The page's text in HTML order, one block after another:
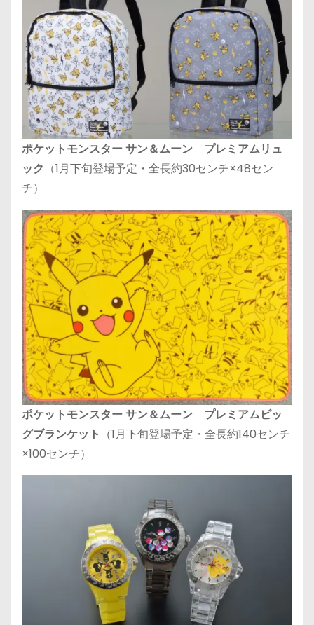
ポケットモンスター サン＆ムーン プレミアムリュ
ック （1月下旬登場予定・全長約30センチ×48セン
チ）
ポケットモンスター サン＆ムーン プレミアムビッ
グブランケット （1月下旬登場予定・全長約140センチ
×100センチ）